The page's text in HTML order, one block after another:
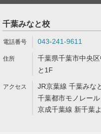
千葉みなと校
043-241-9611
千葉県千葉市中央
と1F
JR京葉線 千葉みな
千葉都市モノレー
京成千葉線 新千葉